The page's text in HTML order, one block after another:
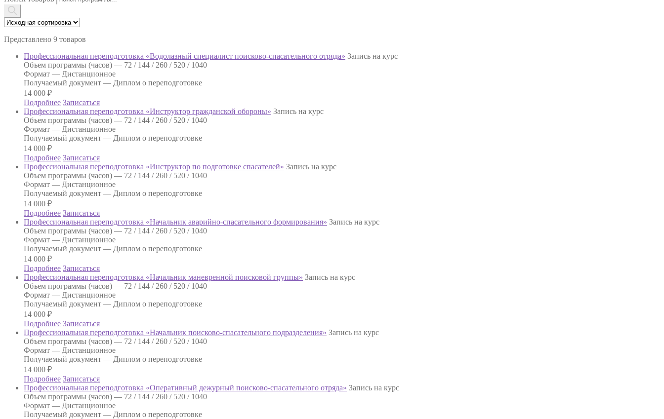
Представлено 9 товаров
Профессиональная переподготовка «Водолазный специалист поисково-спасательного отряда» Запись на курс
Объем программы (часов) — 72 / 144 / 260 / 520 / 1040
Формат — Дистанционное
Получаемый документ — Диплом о переподготовке
14 000 ₽
Подробнее Записаться
Профессиональная переподготовка «Инструктор гражданской обороны» Запись на курс
Объем программы (часов) — 72 / 144 / 260 / 520 / 1040
Формат — Дистанционное
Получаемый документ — Диплом о переподготовке
14 000 ₽
Подробнее Записаться
Профессиональная переподготовка «Инструктор по подготовке спасателей» Запись на курс
Объем программы (часов) — 72 / 144 / 260 / 520 / 1040
Формат — Дистанционное
Получаемый документ — Диплом о переподготовке
14 000 ₽
Подробнее Записаться
Профессиональная переподготовка «Начальник аварийно-спасательного формирования» Запись на курс
Объем программы (часов) — 72 / 144 / 260 / 520 / 1040
Формат — Дистанционное
Получаемый документ — Диплом о переподготовке
14 000 ₽
Подробнее Записаться
Профессиональная переподготовка «Начальник маневренной поисковой группы» Запись на курс
Объем программы (часов) — 72 / 144 / 260 / 520 / 1040
Формат — Дистанционное
Получаемый документ — Диплом о переподготовке
14 000 ₽
Подробнее Записаться
Профессиональная переподготовка «Начальник поисково-спасательного подразделения» Запись на курс
Объем программы (часов) — 72 / 144 / 260 / 520 / 1040
Формат — Дистанционное
Получаемый документ — Диплом о переподготовке
14 000 ₽
Подробнее Записаться
Профессиональная переподготовка «Оперативный дежурный поисково-спасательного отряда» Запись на курс
Объем программы (часов) — 72 / 144 / 260 / 520 / 1040
Формат — Дистанционное
Получаемый документ — Диплом о переподготовке